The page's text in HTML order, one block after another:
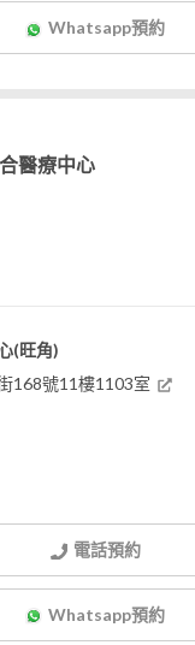
Whatsapp預約
醫療中心
(旺角)
168號11樓1103室
電話預約
Whatsapp預約